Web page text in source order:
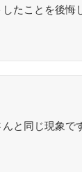
たことを後悔
と同じ現象です